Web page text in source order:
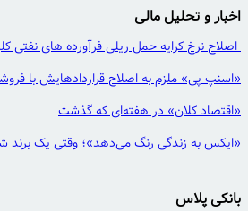
اخبار و تحلیل مالی
اصلاح نرخ کرایه حمل ریلی فرآورده های نفتی
«اسنپ پی» ملزم به اصلاح قراردادهایش با
«اقتصاد کلان» در هفته‌ای که گذشت
«ایکس به زندگی رنگ می‌دهد»؛ وقتی یک برند
بانکی پلاس